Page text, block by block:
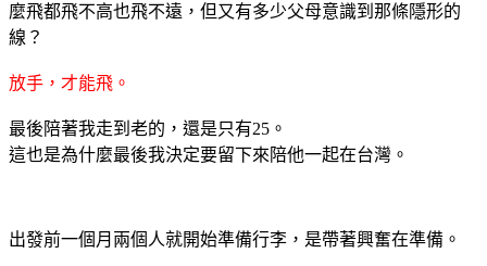
麼飛都飛不高也飛不遠，但又有多少父母意識到那條隱形的
線？
放手，才能飛。
最後陪著我走到老的，還是只有25。
這也是為什麼最後我決定要留下來陪他一起在台灣。
出發前一個月兩個人就開始準備行李，是帶著興奮在準備。